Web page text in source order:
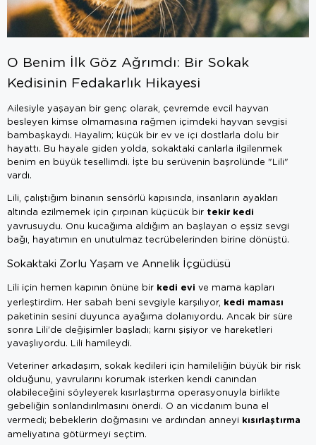
O Benim İlk Göz Ağrımdı: Bir Sokak
Kedisinin Fedakarlık Hikayesi
Ailesiyle yaşayan bir genç olarak, çevremde evcil hayvan
besleyen kimse olmamasına rağmen içimdeki hayvan sevgisi
bambaşkaydı. Hayalim; küçük bir ev ve içi dostlarla dolu bir
hayattı. Bu hayale giden yolda, sokaktaki canlarla ilgilenmek
benim en büyük tesellimdi. İşte bu serüvenin başrolünde "Lili"
vardı.
Lili, çalıştığım binanın sensörlü kapısında, insanların ayakları
altında ezilmemek için çırpınan küçücük bir tekir kedi
yavrusuydu. Onu kucağıma aldığım an başlayan o eşsiz sevgi
bağı, hayatımın en unutulmaz tecrübelerinden birine dönüştü.
Sokaktaki Zorlu Yaşam ve Annelik İçgüdüsü
Lili için hemen kapının önüne bir kedi evi ve mama kapları
yerleştirdim. Her sabah beni sevgiyle karşılıyor, kedi maması
paketinin sesini duyunca ayağıma dolanıyordu. Ancak bir süre
sonra Lili’de değişimler başladı; karnı şişiyor ve hareketleri
yavaşlıyordu. Lili hamileydi.
Veteriner arkadaşım, sokak kedileri için hamileliğin büyük bir risk
olduğunu, yavrularını korumak isterken kendi canından
olabileceğini söyleyerek kısırlaştırma operasyonuyla birlikte
gebeliğin sonlandırılmasını önerdi. O an vicdanım buna el
vermedi; bebeklerin doğmasını ve ardından anneyi kısırlaştırma
ameliyatına götürmeyi seçtim.